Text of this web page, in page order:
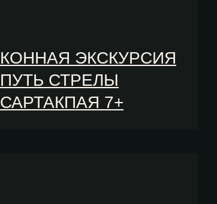
КОННАЯ ЭКСКУРСИЯ
ПУТЬ СТРЕЛЫ
САРТАКПАЯ 7+